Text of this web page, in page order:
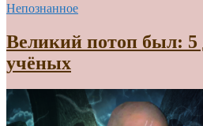
Непознанное
Великий потоп был: 5
учёных